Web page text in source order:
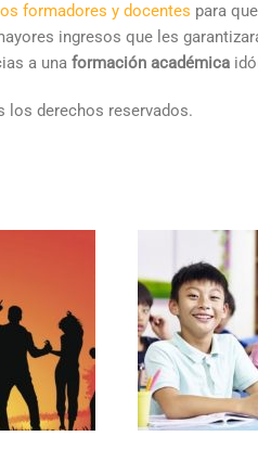
formadores y docentes para
ingresos que les
a una formación académica
los derechos reservados.